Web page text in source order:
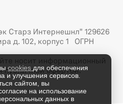
Старз Интернешнл" 129626
д. 102, корпус 1 ОГРН
носит информационный
публичной офертой.
cookies для обеспечения
и улучшения сервисов.
сайтом, вы
на использование
данных в